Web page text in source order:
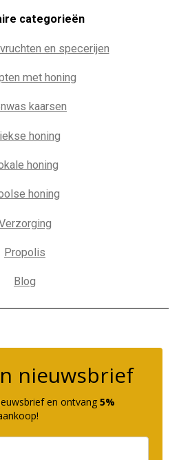
categorieën
en specerijen
met honing
kaarsen
honing
honing
honing
Propolis
Blog
nieuwsbrief
en ontvang 5%